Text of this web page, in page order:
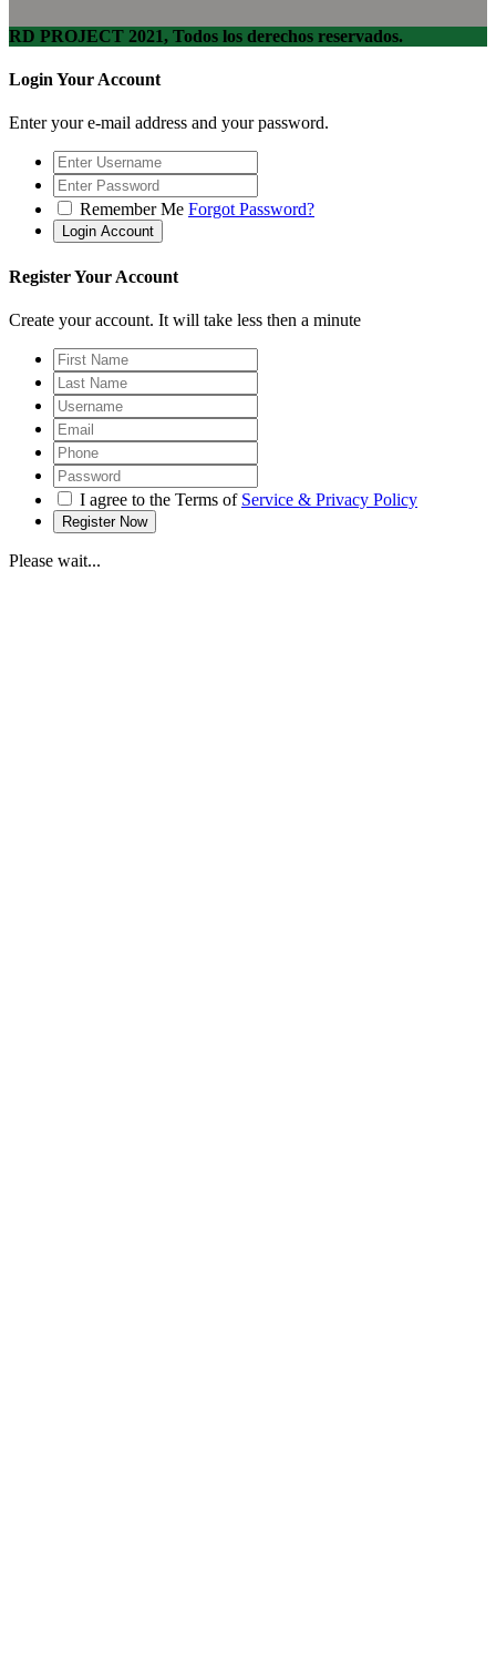
RD PROJECT 2021, Todos los derechos reservados.
Login Your Account
Enter your e-mail address and your password.
Remember Me Forgot Password?
Register Your Account
Create your account. It will take less then a minute
I agree to the Terms of Service & Privacy Policy
Please wait...